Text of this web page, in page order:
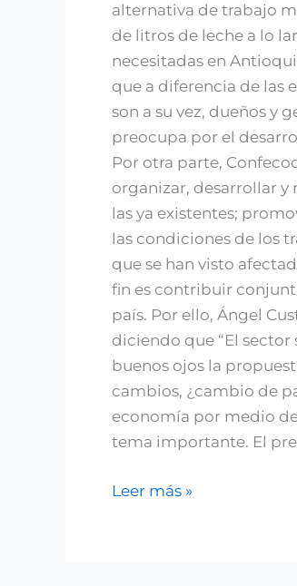
alternativa de trabajo
de litros de leche a lo
necesitadas en
que a diferencia de las
son a su vez, dueños y
preocupa por el
Por otra parte,
organizar, desarrollar y
las ya existentes;
las condiciones de los
que se han visto
fin es contribuir
país. Por ello, Ángel
diciendo que “El
buenos ojos la
cambios, ¿cambio de
economía por medio
tema importante. El
Leer más »